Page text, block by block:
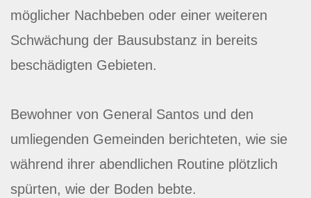
möglicher Nachbeben oder einer weiteren
Schwächung der Bausubstanz in bereits
beschädigten Gebieten.
Bewohner von General Santos und den
umliegenden Gemeinden berichteten, wie sie
während ihrer abendlichen Routine plötzlich
spürten, wie der Boden bebte.